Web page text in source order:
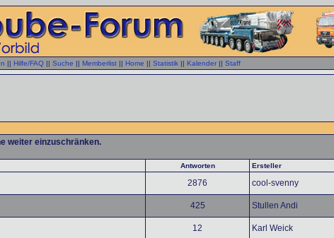
|| Hilfe/FAQ || Suche || Memberlist || Home || Statistik || Kalender || Staff
weiter einzuschränken.
Antworten Ersteller
2876 cool-svenny
425 Stullen Andi
12 Karl Weick